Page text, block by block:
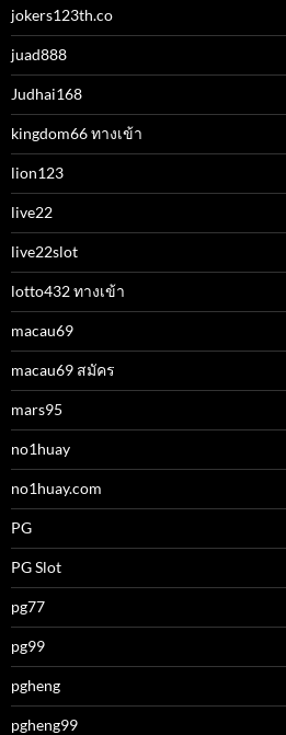
jokers123th.co
juad888
Judhai168
kingdom66 ทางเข้า
lion123
live22
live22slot
lotto432 ทางเข้า
macau69
macau69 สมัคร
mars95
no1huay
no1huay.com
PG
PG Slot
pg77
pg99
pgheng
pgheng99